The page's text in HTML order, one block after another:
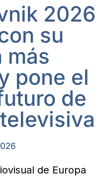
2026
su
más
pone el
de
de Europa